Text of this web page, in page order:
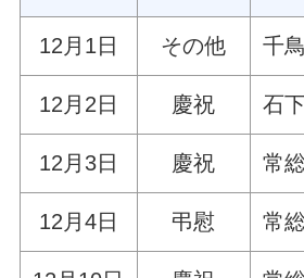
12月1日 その他 千
12月2日 慶祝 石
12月3日 慶祝 常
12月4日 弔慰 常